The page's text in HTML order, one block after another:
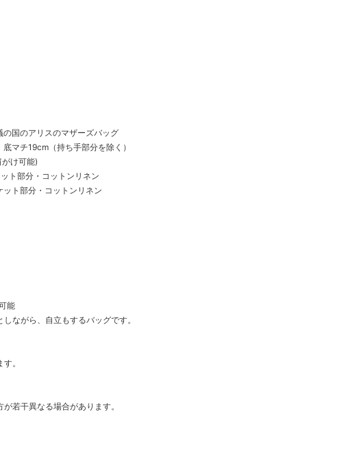
国のアリスのマザーズバッグ
マチ19cm（持ち手部分を除く）
け可能)
ト部分・コットンリネン
ト部分・コットンリネン
能
ながら、自立もするバッグです。
。
若干異なる場合があります。